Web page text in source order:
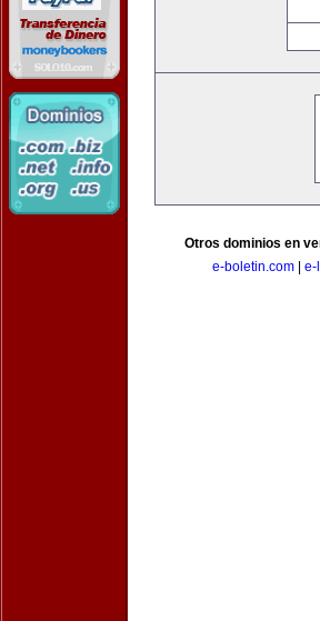
Otros dominios en
e-boletin.com
e-